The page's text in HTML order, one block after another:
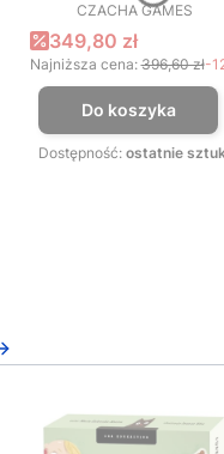
PRODUCENT
CZACHA GAMES
Cena promocyjna
349,80 zł
Najniższa cena: 396,60 zł-
Do koszyka
Dostępność: ostatnie